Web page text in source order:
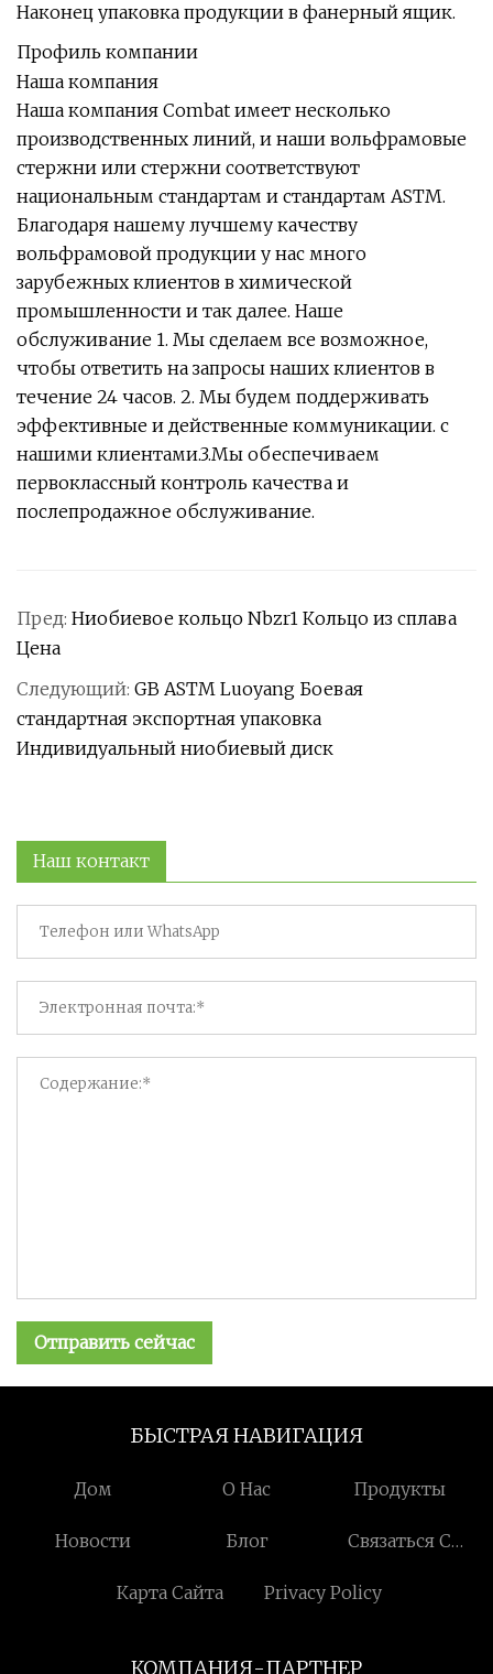
Наконец упаковка продукции в фанерный ящик.
Профиль компании
Наша компания
Наша компания Combat имеет несколько
производственных линий, и наши вольфрамовые
стержни или стержни соответствуют
национальным стандартам и стандартам ASTM.
Благодаря нашему лучшему качеству
вольфрамовой продукции у нас много
зарубежных клиентов в химической
промышленности и так далее. Наше
обслуживание 1. Мы сделаем все возможное,
чтобы ответить на запросы наших клиентов в
течение 24 часов. 2. Мы будем поддерживать
эффективные и действенные коммуникации. с
нашими клиентами.3.Мы обеспечиваем
первоклассный контроль качества и
послепродажное обслуживание.
Пред: Ниобиевое кольцо Nbzr1 Кольцо из сплава
Цена
Следующий: GB ASTM Luoyang Боевая
стандартная экспортная упаковка
Индивидуальный ниобиевый диск
Наш контакт
Отправить сейчас
БЫСТРАЯ НАВИГАЦИЯ
Дом О Нас Продукты
Новости Блог
Связаться С
Карта Сайта
Privacy Policy
КОМПАНИЯ-ПАРТНЕР